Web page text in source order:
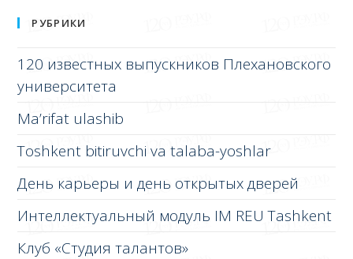
РУБРИКИ
120 известных выпускников Плехановского
университета
Ma’rifat ulashib
Toshkent bitiruvchi va talaba-yoshlar
День карьеры и день открытых дверей
Интеллектуальный модуль IM REU Tashkent
Клуб «Студия талантов»